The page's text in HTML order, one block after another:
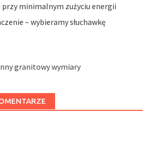
minimalnym zużyciu energii
– wybieramy słuchawkę
granitowy wymiary